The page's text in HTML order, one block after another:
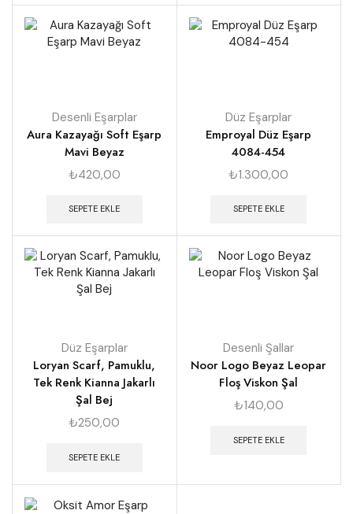
Desenli Eşarplar
Aura Kazayağı Soft Eşarp
Mavi Beyaz
₺420,00
SEPETE EKLE
Düz Eşarplar
Emproyal Düz Eşarp
4084-454
₺1.300,00
SEPETE EKLE
Düz Eşarplar
Loryan Scarf, Pamuklu,
Tek Renk Kianna Jakarlı
Şal Bej
₺250,00
SEPETE EKLE
Desenli Şallar
Noor Logo Beyaz Leopar
Floş Viskon Şal
₺140,00
SEPETE EKLE